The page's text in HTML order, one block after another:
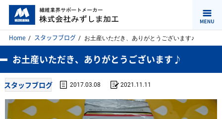
Home スタッフブログ お土産いただき、ありがとうございます♪
お土産いただき、ありがとうございます♪
スタッフブログ 2017.03.08 2021.11.11